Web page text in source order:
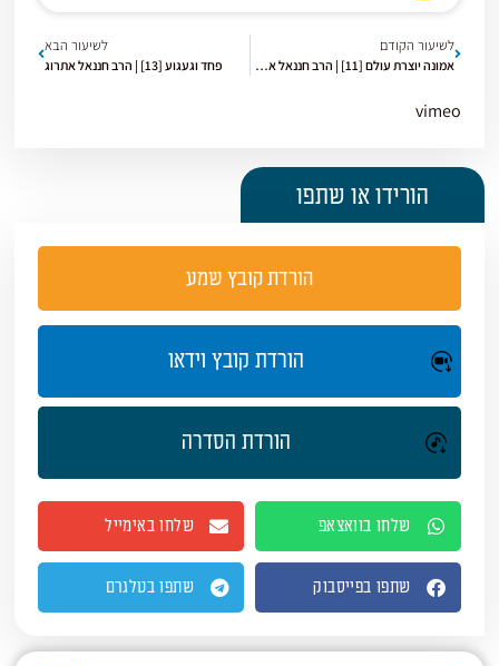
לשיעור הקודם
אמונה יוצרת עולם [11] | הרב חננאל אתרוג
לשיעור הבא
פחד וגעגוע [13] | הרב חננאל אתרוג
vimeo
הורידו או שתפו
הורדת קובץ שמע
הורדת קובץ וידאו
הורדת הסדרה
שלחו בוואצאפ שלחו באימייל
שתפו בפייסבוק שתפו בטלגרם